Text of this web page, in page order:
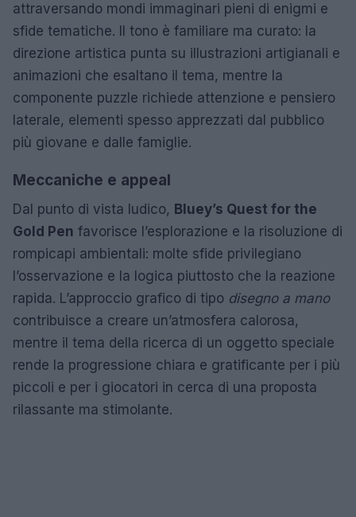
attraversando mondi immaginari pieni di enigmi e
sfide tematiche. Il tono è familiare ma curato: la
direzione artistica punta su illustrazioni artigianali e
animazioni che esaltano il tema, mentre la
componente puzzle richiede attenzione e pensiero
laterale, elementi spesso apprezzati dal pubblico
più giovane e dalle famiglie.
Meccaniche e appeal
Dal punto di vista ludico, Bluey’s Quest for the
Gold Pen favorisce l’esplorazione e la risoluzione di
rompicapi ambientali: molte sfide privilegiano
l’osservazione e la logica piuttosto che la reazione
rapida. L’approccio grafico di tipo disegno a mano
contribuisce a creare un’atmosfera calorosa,
mentre il tema della ricerca di un oggetto speciale
rende la progressione chiara e gratificante per i più
piccoli e per i giocatori in cerca di una proposta
rilassante ma stimolante.